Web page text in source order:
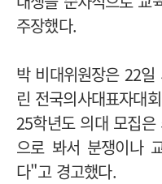
주장했다.
박 비대위원장은 22
린 전국의사대표자대
25학년도 의대 모집
으로 봐서 분쟁이나
다"고 경고했다.